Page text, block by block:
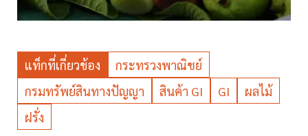
แท็กที่เกี่ยวข้อง
กระทรวงพาณิชย์
กรมทรัพย์สินทางปัญญา
สินค้า GI GI
ผลไม้
ฝรั่ง